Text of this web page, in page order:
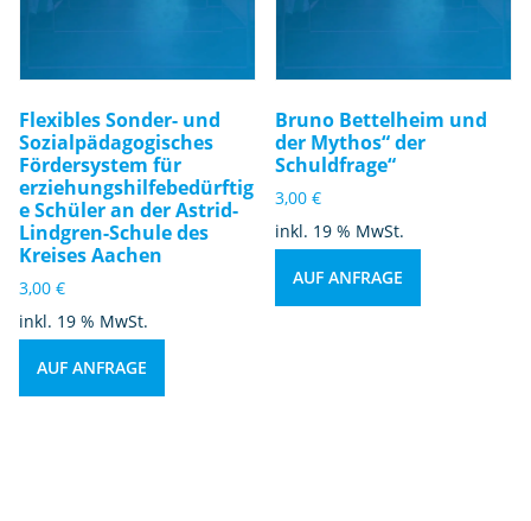
Flexibles Sonder- und
Sozialpädagogisches
Fördersystem für
erziehungshilfebedürftig
e Schüler an der Astrid-
Lindgren-Schule des
Kreises Aachen
3,00 €
inkl. 19 % MwSt.
AUF ANFRAGE
Bruno Bettelheim und
der Mythos“ der
Schuldfrage“
3,00€
inkl. 19 % MwSt.
AUF ANFRAGE